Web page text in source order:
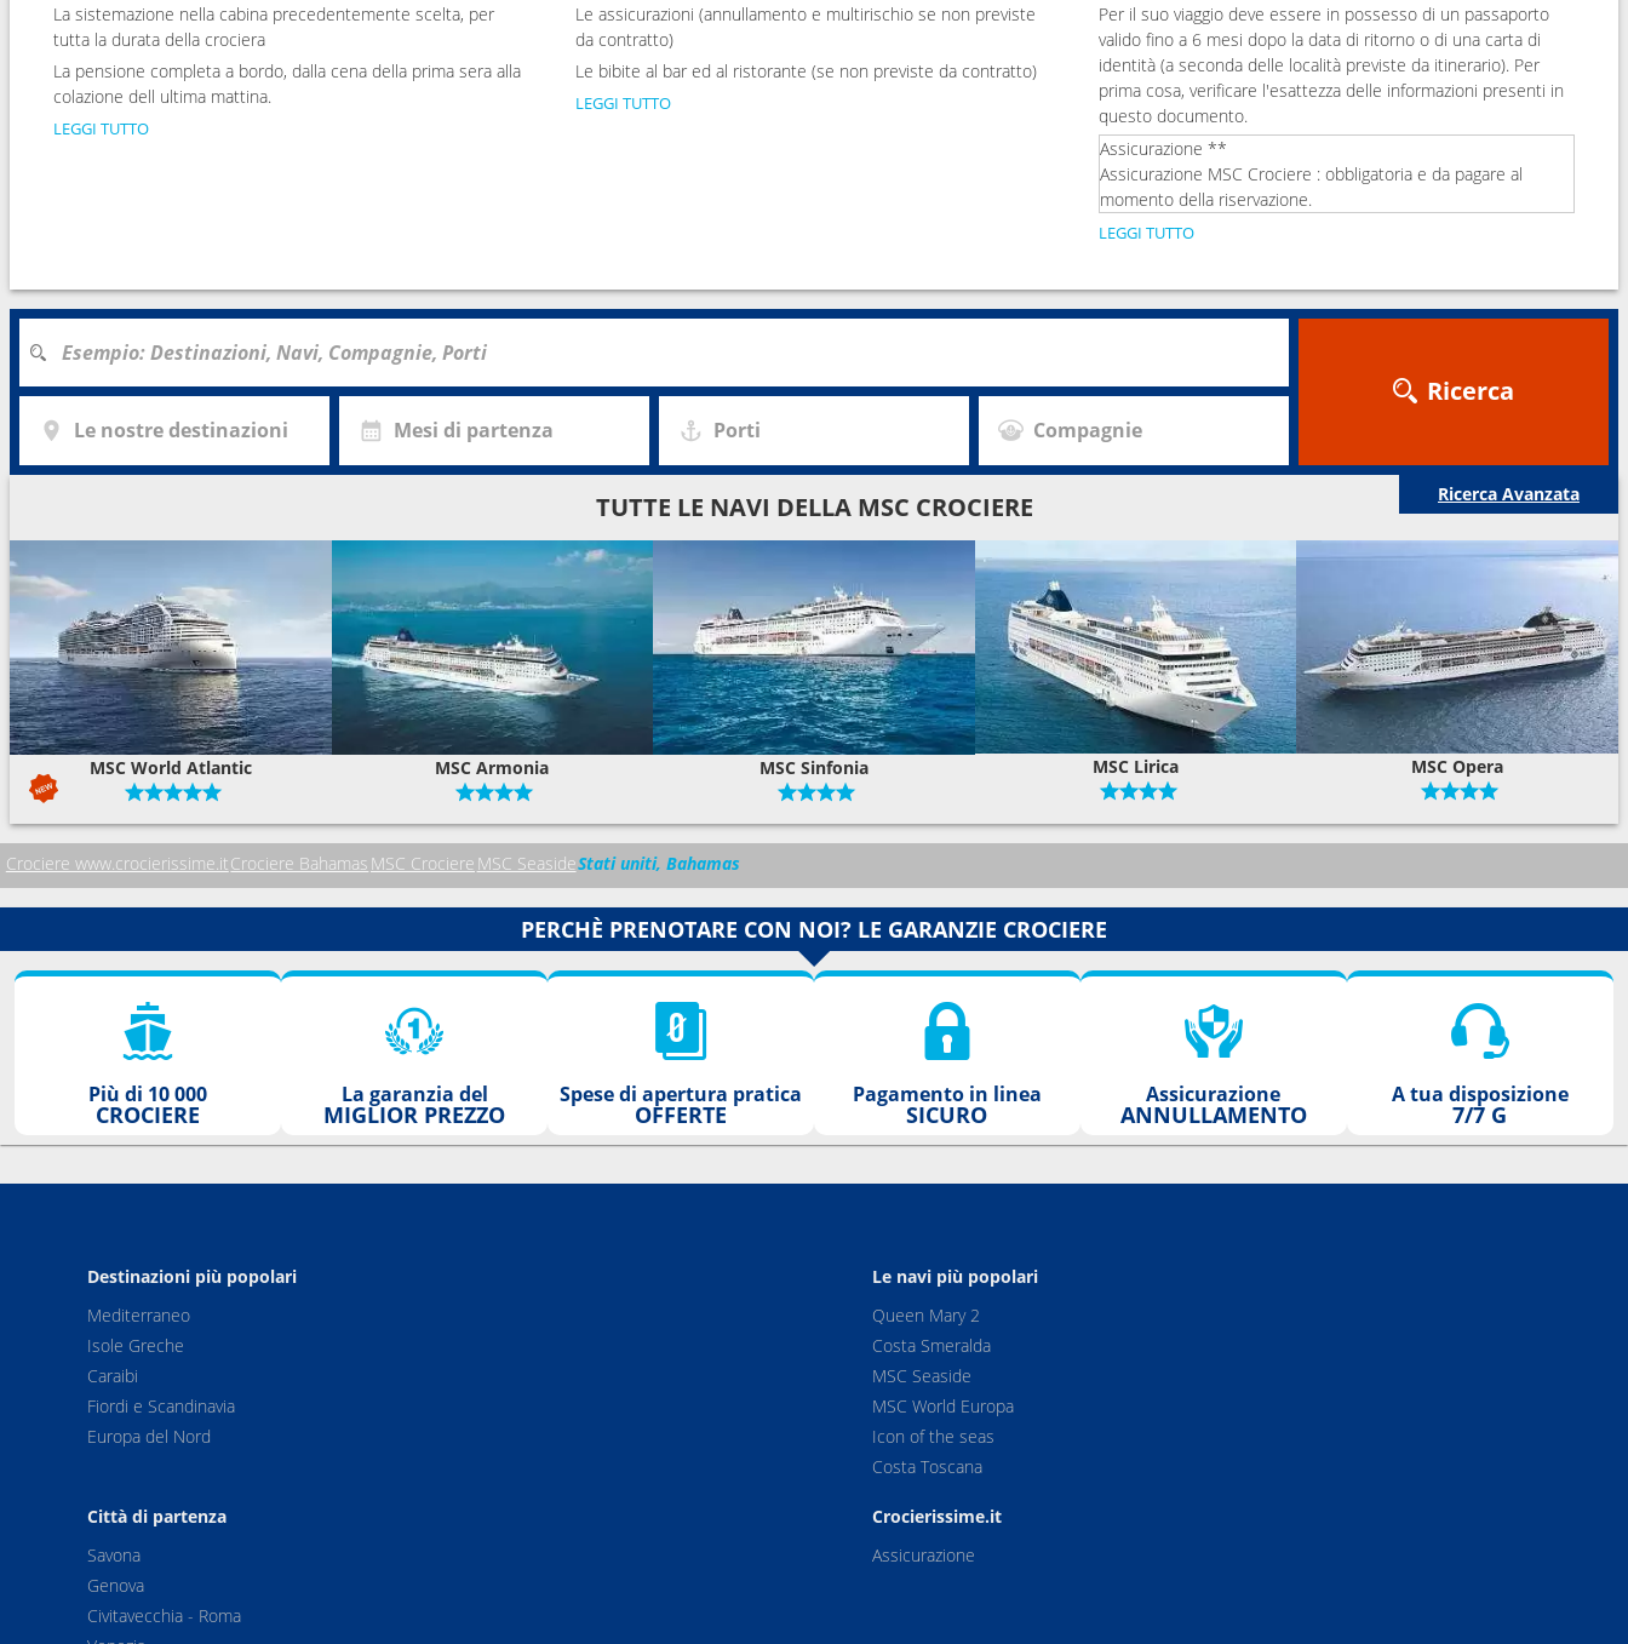
La sistemazione nella cabina precedentemente scelta, per
tutta la durata della crociera
La pensione completa a bordo, dalla cena della prima sera alla
colazione dell ultima mattina.
LEGGI TUTTO
Le assicurazioni (annullamento e multirischio se non previste
da contratto)
Le bibite al bar ed al ristorante (se non previste da contratto)
LEGGI TUTTO
Per il suo viaggio deve essere in possesso di un passaporto
valido fino a 6 mesi dopo la data di ritorno o di una carta di
identità (a seconda delle località previste da itinerario). Per
prima cosa, verificare l'esattezza delle informazioni presenti in
questo documento.
Assicurazione **
Assicurazione MSC Crociere : obbligatoria e da pagare al
momento della riservazione.
LEGGI TUTTO
Le nostre destinazioni Mesi di partenza Porti Compagnie
Ricerca
Ricerca Avanzata
TUTTE LE NAVI DELLA MSC CROCIERE
MSC World Atlantic MSC Armonia MSC Sinfonia MSC Lirica MSC Opera
Crociere www.crocierissime.itCrociere Bahamas MSC Crociere MSC SeasideStati uniti, Bahamas
PERCHÈ PRENOTARE CON NOI? LE GARANZIE CROCIERE
Più di 10 000
CROCIERE
La garanzia del
MIGLIOR PREZZO
Spese di apertura pratica
OFFERTE
Pagamento in linea
SICURO
Assicurazione
ANNULLAMENTO
A tua disposizione
7/7 G
Destinazioni più popolari
Mediterraneo
Isole Greche
Caraibi
Fiordi e Scandinavia
Europa del Nord
Le navi più popolari
Queen Mary 2
Costa Smeralda
MSC Seaside
MSC World Europa
Icon of the seas
Costa Toscana
Città di partenza
Savona
Genova
Civitavecchia - Roma
Crocierissime.it
Assicurazione